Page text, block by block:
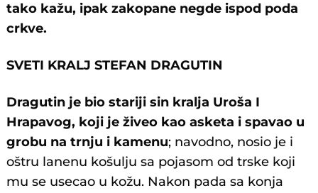
tako kažu, ipak zakopane negde ispod poda
crkve.
SVETI KRALJ STEFAN DRAGUTIN
Dragutin je bio stariji sin kralja Uroša I
Hrapavog, koji je živeo kao asketa i spavao u
grobu na trnju i kamenu; navodno, nosio je i
oštru lanenu košulju sa pojasom od trske koji
mu se usecao u kožu. Nakon pada sa konja